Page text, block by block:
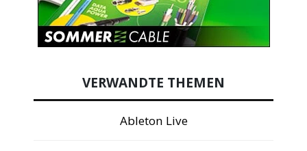
VERWANDTE THEMEN
Ableton Live